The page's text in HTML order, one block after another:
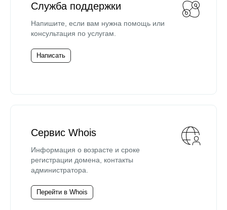
Служба поддержки
Напишите, если вам нужна помощь или
консультация по услугам.
Написать
Сервис Whois
Информация о возрасте и сроке
регистрации домена, контакты
администратора.
Перейти в Whois